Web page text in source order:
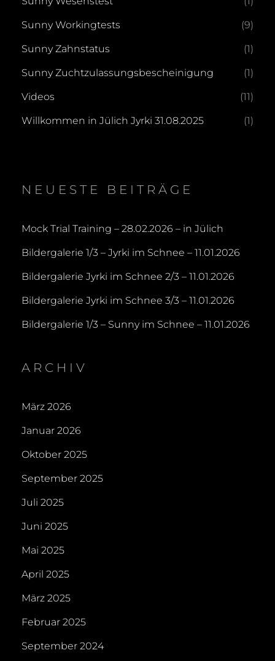
Sunny Workingtests (9)
Sunny Zahnstatus (1)
Sunny Zuchtzulassungsbescheinigung (1)
Videos (11)
Willkommen in Jülich Jyrki 31.08.2025 (1)
NEUESTE BEITRÄGE
Mock Trial Training – 28.02.2026 – in Jülich
Bildergalerie 1/3 – Jyrki im Schnee – 11.01.2026
Bildergalerie Jyrki im Schnee 2/3 – 11.01.2026
Bildergalerie Jyrki im Schnee 3/3 – 11.01.2026
Bildergalerie 1/3 – Sunny im Schnee – 11.01.2026
ARCHIV
März 2026
Januar 2026
Oktober 2025
September 2025
Juli 2025
Juni 2025
Mai 2025
April 2025
März 2025
Februar 2025
September 2024